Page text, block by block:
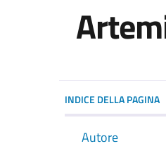
INDICE DELLA PAGINA
Autore